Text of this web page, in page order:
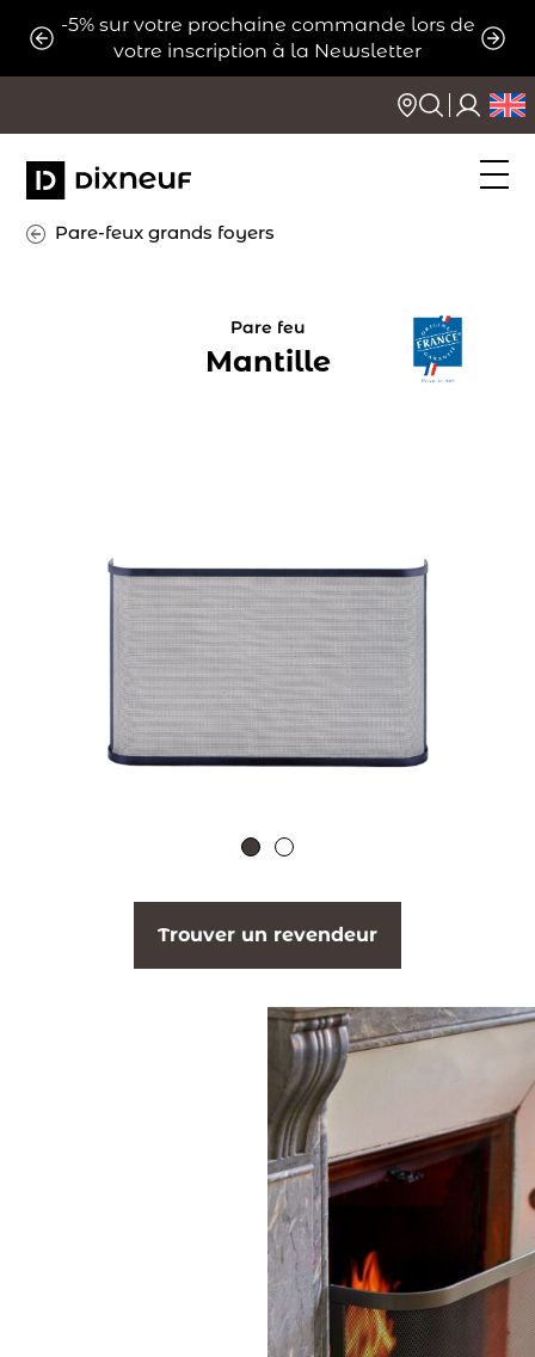
-5% sur votre prochaine commande lors de
votre inscription à la Newsletter
Pare-feux grands foyers
Pare feu
Mantille
Trouver un revendeur